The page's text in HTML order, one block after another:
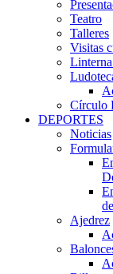
Teatro
Talleres
Visitas
Círculo
DEPORTES
Noticias
Ajedrez